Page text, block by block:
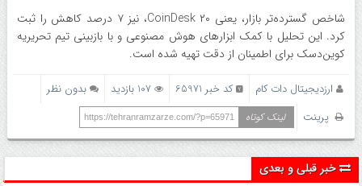
شاخص گسترده‌تر بازار، یعنی CoinDesk ۲۰، نیز ۷ درصد کاهش را ثبت
کرد. این تحلیل با کمک ابزارهای هوش مصنوعی و با بازبینی تیم تحریریه
کوین‌دسک برای اطمینان از دقت تهیه شده است.
ارزدیجیتال دات کام کد خبر 65971 107 بازدید
بدون نظر
پرینت
لینک کوتاه https://tehranramzarze.com/?p=65971
خبر قبلی و بعدی